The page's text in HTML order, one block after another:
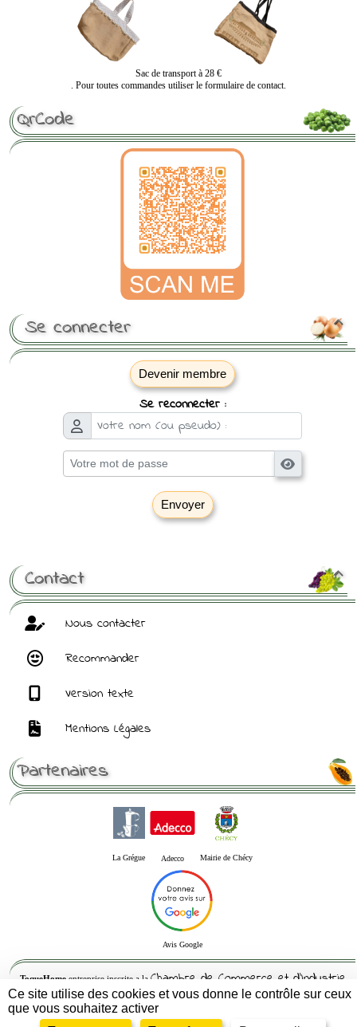
Sac de transport à 28 €
. Pour toutes commandes utiliser le formulaire de contact.
QrCode

Se connecter
Devenir membre
Se reconnecter :
Envoyer

Contact
Nous contacter
Recommander
Version texte
Mentions Légales
Partenaires
La Grégue Adecco Mairie de Chécy
Avis Google
ToqueHomeentreprise inscrite a la Chambre de Commerce et d'Industrie
du Loiret
Siren : 832564082 -- Siret : 83256408200010 - APE : 5621Z- RCS : 832564082
Ce site utilise des cookies et vous donne le contrôle sur ceux
que vous souhaitez activer